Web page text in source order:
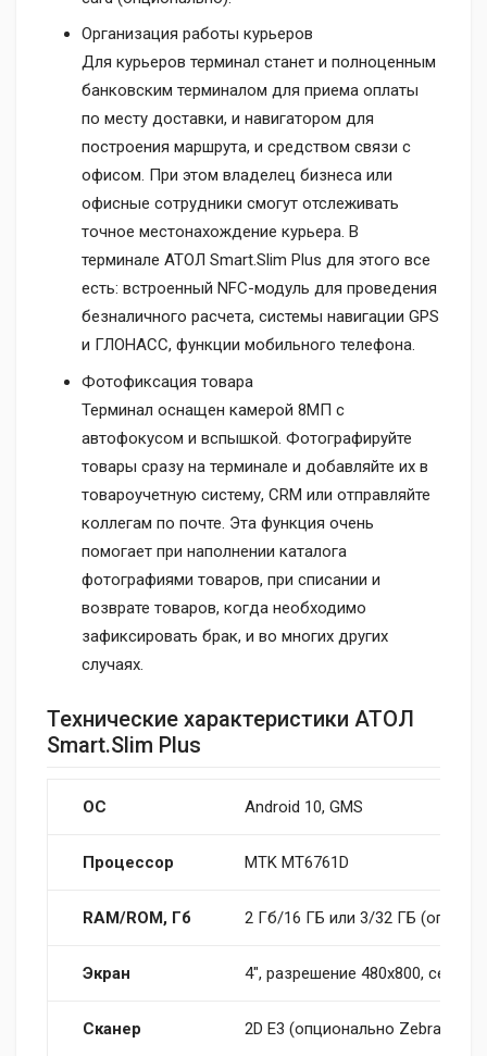
Организация работы курьеров
Для курьеров терминал станет и полноценным
банковским терминалом для приема оплаты
по месту доставки, и навигатором для
построения маршрута, и средством связи с
офисом. При этом владелец бизнеса или
офисные сотрудники смогут отслеживать
точное местонахождение курьера. В
терминале АТОЛ Smart.Slim Plus для этого все
есть: встроенный NFC-модуль для проведения
безналичного расчета, системы навигации GPS
и ГЛОНАСС, функции мобильного телефона.
Фотофиксация товара
Терминал оснащен камерой 8МП с
автофокусом и вспышкой. Фотографируйте
товары сразу на терминале и добавляйте их в
товароучетную систему, CRM или отправляйте
коллегам по почте. Эта функция очень
помогает при наполнении каталога
фотографиями товаров, при списании и
возврате товаров, когда необходимо
зафиксировать брак, и во многих других
случаях.
Технические характеристики АТОЛ
Smart.Slim Plus
ОС Android 10, GMS
Процессор MTK MT6761D
RAM/ROM, Гб 2 Гб/16 ГБ или 3/32 ГБ
Экран 4", разрешение 480х800,
Сканер 2D E3 (опционально Zebra